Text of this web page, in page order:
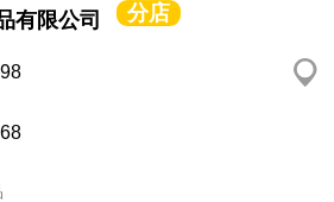
有限公司 分店